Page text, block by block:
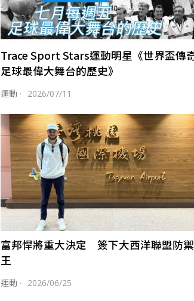
Trace Sport Stars運動明星《世界盃傳
足球最偉大舞台的歷史》
運動 · 2026/07/11
富邦悍將重大決定 簽下大西洋聯盟防
王
運動 · 2026/06/25